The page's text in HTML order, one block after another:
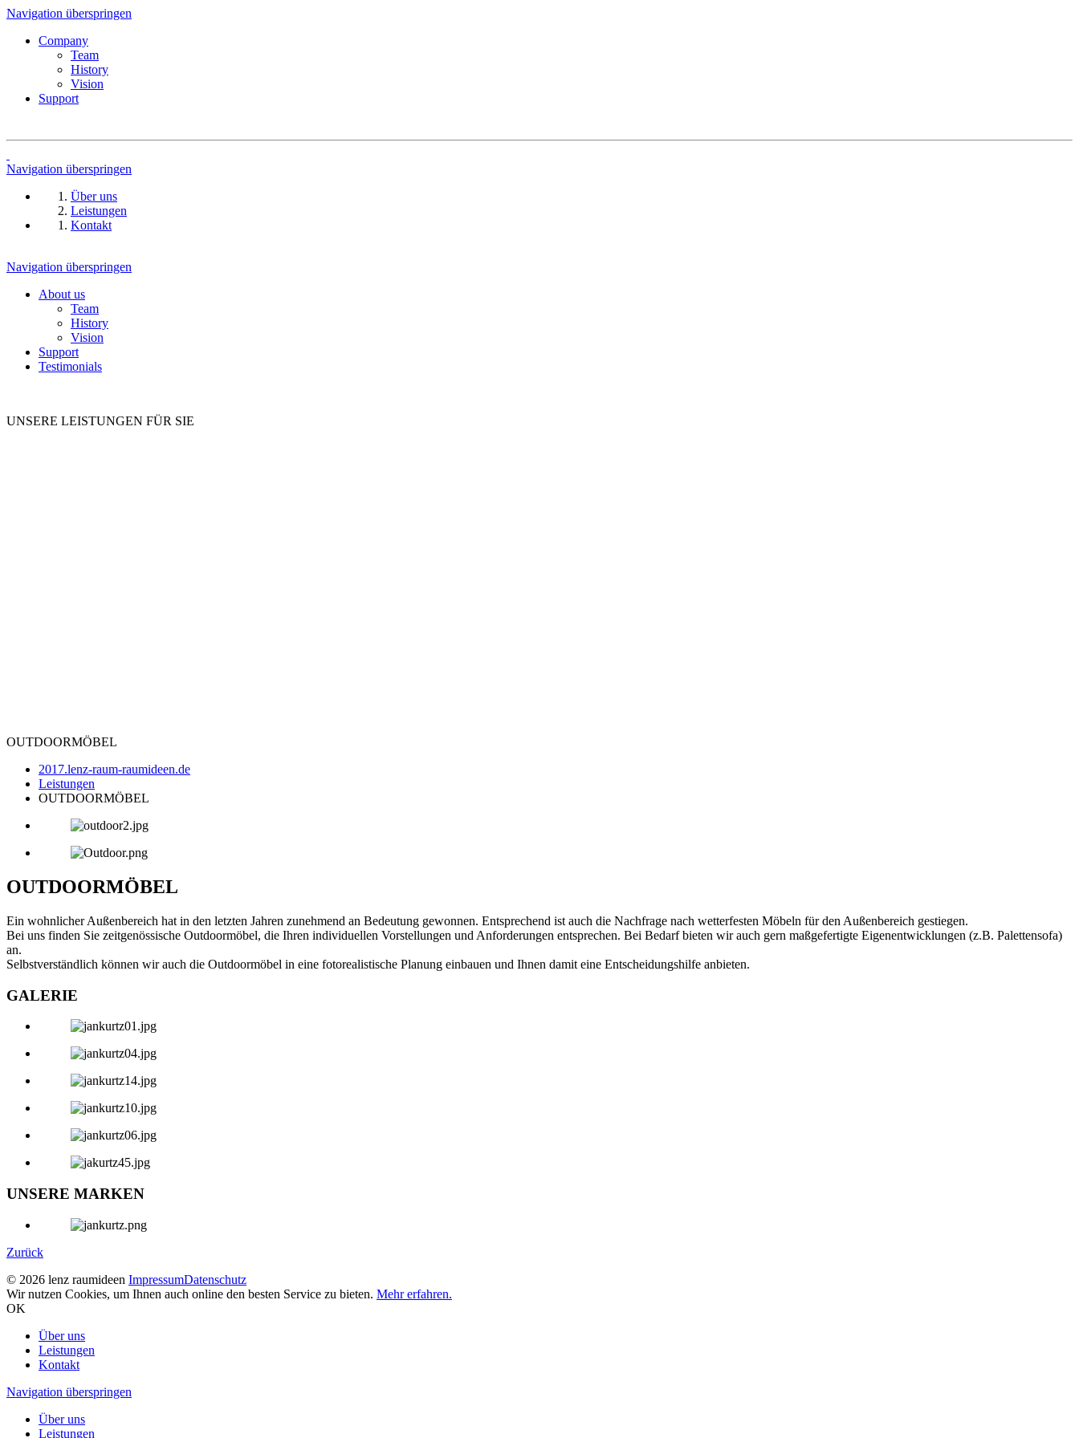
Navigation überspringen
Company
Team
History
Vision
Support
Navigation überspringen
Über uns
Leistungen
Kontakt
Navigation überspringen
About us
Team
History
Vision
Support
Testimonials
UNSERE LEISTUNGEN FÜR SIE
OUTDOORMÖBEL
2017.lenz-raum-raumideen.de
Leistungen
OUTDOORMÖBEL
OUTDOORMÖBEL
Ein wohnlicher Außenbereich hat in den letzten Jahren zunehmend an Bedeutung gewonnen. Entsprechend ist auch die Nachfrage nach wetterfesten Möbeln für den Außenbereich gestiegen.
Bei uns finden Sie zeitgenössische Outdoormöbel, die Ihren individuellen Vorstellungen und Anforderungen entsprechen. Bei Bedarf bieten wir auch gern maßgefertigte Eigenentwicklungen (z.B. Palettensofa)
an.
Selbstverständlich können wir auch die Outdoormöbel in eine fotorealistische Planung einbauen und Ihnen damit eine Entscheidungshilfe anbieten.
GALERIE
UNSERE MARKEN
Zurück
© 2026 lenz raumideen ImpressumDatenschutz
Wir nutzen Cookies, um Ihnen auch online den besten Service zu bieten. Mehr erfahren.
OK
Über uns
Leistungen
Kontakt
Navigation überspringen
Über uns
Leistungen